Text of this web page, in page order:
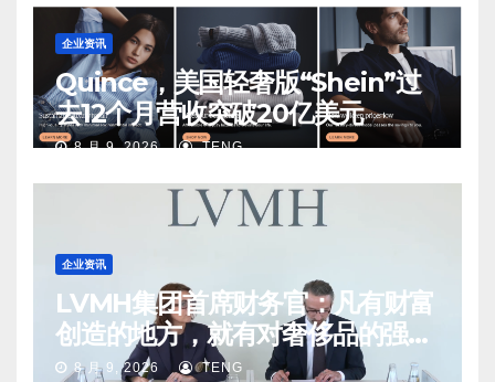
企业资讯
Quince，美国轻奢版“Shein”过
去12个月营收突破20亿美元
8 月 9, 2026 TENG
企业资讯
LVMH集团首席财务官：凡有财富
创造的地方，就有对奢侈品的强烈
需求
8 月 9, 2026 TENG